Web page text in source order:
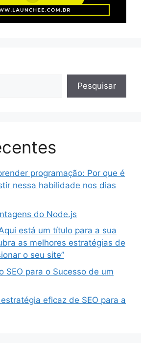
Pesquisar
programação: Por que é
nessa habilidade nos dias
do Node.js
está um título para a sua
as melhores estratégias de
o seu site”
SEO para o Sucesso de um
eficaz de SEO para a